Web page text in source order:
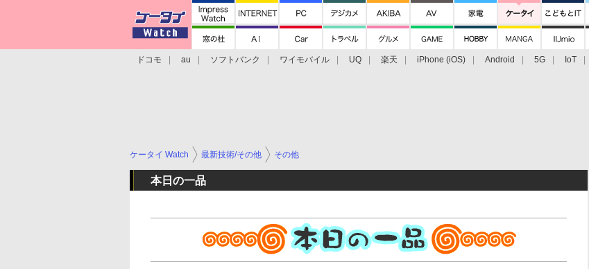
ドコモ au ソフトバンク ワイモバイル UQ 楽天 iPhone (iOS) Android 5G IoT
ケータイ Watch 最新技術/その他 その他
本日の一品